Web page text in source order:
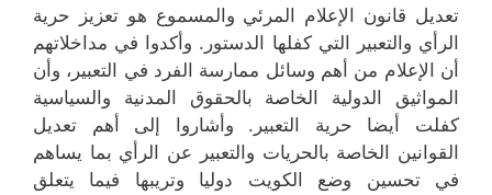
تعديل قانون الإعلام المرئي والمسموع هو تعزيز حرية
الرأي والتعبير التي كفلها الدستور. وأكدوا في مداخلاتهم
أن الإعلام من أهم وسائل ممارسة الفرد في التعبير، وأن
المواثيق الدولية الخاصة بالحقوق المدنية والسياسية
كفلت أيضا حرية التعبير. وأشاروا إلى أهم تعديل
القوانين الخاصة بالحريات والتعبير عن الرأي بما يساهم
في تحسين وضع الكويت دوليا وتريبها فيما يتعلق